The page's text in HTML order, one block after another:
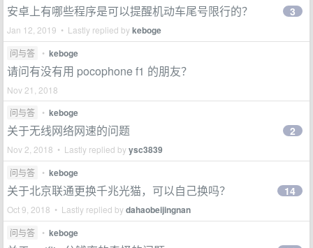
安卓上有哪些程序是可以提醒机动车尾号限行的？
Jan 12, 2019 • Lastly replied bykeboge
3
问与答 • keboge
请问有没有用 pocophone f1 的朋友？
Nov 21, 2018
问与答
• keboge
关于无线网络网速的问题
Nov 2, 2018 • Lastly replied byysc3839
2
问与答 • keboge
关于北京联通更换千兆光猫，可以自己换吗？
Oct 9, 2018 • Lastly replied bydahaobeijingnan
14
问与答 • keboge